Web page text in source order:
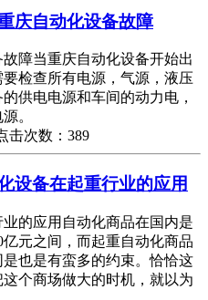
庆自动化设备故障
障当重庆自动化设备开始出
检查所有电源，气源，液压
供电电源和车间的动力电，
。
击次数：389
设备在起重行业的应用
的应用自动化商品在国内是
元之间，而起重自动化商品
也是有蛮多的约束。恰恰这
个商场做大的时机，就以为